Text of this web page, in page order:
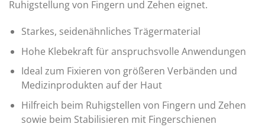
Ruhigstellung von Fingern und Zehen eignet.
Starkes, seidenähnliches Trägermaterial
Hohe Klebekraft für anspruchsvolle Anwendungen
Ideal zum Fixieren von größeren Verbänden und
Medizinprodukten auf der Haut
Hilfreich beim Ruhigstellen von Fingern und Zehen
sowie beim Stabilisieren mit Fingerschienen